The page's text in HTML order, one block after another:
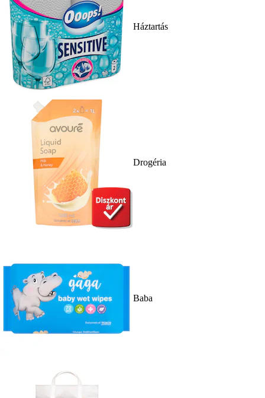
Háztartás
Drogéria
Baba